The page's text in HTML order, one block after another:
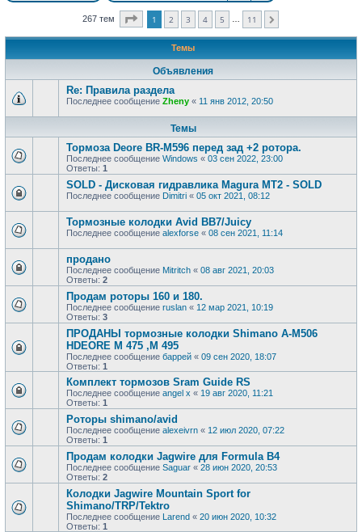
267 тем Страница из
1 2 3 4 5 11
Темы
Объявления
Re: Правила раздела
Последнее сообщение Zheny « 11 янв 2012, 20:50
Темы
Тормоза Deore BR-M596 перед зад +2 ротора.
Последнее сообщение Windows « 03 сен 2022, 23:00
Ответы: 1
SOLD - Дисковая гидравлика Magura MT2 - SOLD
Последнее сообщение Dimitri « 05 окт 2021, 08:12
Тормозные колодки Avid BB7/Juicy
Последнее сообщение alexforse « 08 сен 2021, 11:14
продано
Последнее сообщение Mitritch « 08 авг 2021, 20:03
Ответы: 2
Продам роторы 160 и 180.
Последнее сообщение ruslan « 12 мар 2021, 10:19
Ответы: 3
ПРОДАНЫ тормозные колодки Shimano A-M506
НDEORE M 475 ,M 495
Последнее сообщение баррей « 09 сен 2020, 18:07
Ответы: 1
Комплект тормозов Sram Guide RS
Последнее сообщение angel x « 19 авг 2020, 11:21
Ответы: 1
Роторы shimano/avid
Последнее сообщение alexeivrn « 12 июл 2020, 07:22
Ответы: 1
Продам колодки Jagwire для Formula B4
Последнее сообщение Saguar « 28 июн 2020, 20:53
Ответы: 2
Колодки Jagwire Mountain Sport for
Shimano/TRP/Tektro
Последнее сообщение Larend « 20 июн 2020, 10:32
Ответы: 1